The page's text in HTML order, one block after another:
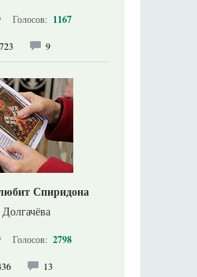
Голосов: 1167
9
Спиридона
Голосов: 2798
13